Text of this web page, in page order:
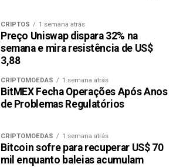
CRIPTOS 1 semana atrás
Preço Uniswap dispara 32% na
semana e mira resistência de US$
3,88
CRIPTOMOEDAS 1 semana atrás
BitMEX Fecha Operações Após Anos
de Problemas Regulatórios
CRIPTOMOEDAS 1 semana atrás
Bitcoin sofre para recuperar US$ 70
mil enquanto baleias acumulam